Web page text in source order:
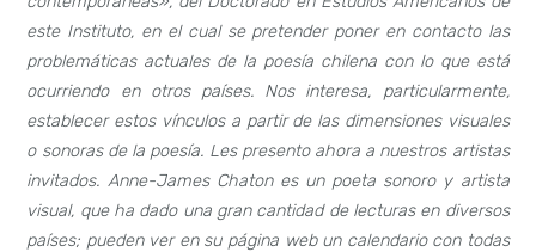
este Instituto, en el cual se pretender poner en contacto las
problemáticas actuales de la poesía chilena con lo que está
ocurriendo en otros países. Nos interesa, particularmente,
establecer estos vínculos a partir de las dimensiones visuales
o sonoras de la poesía. Les presento ahora a nuestros artistas
invitados. Anne-James Chaton es un poeta sonoro y artista
visual, que ha dado una gran cantidad de lecturas en diversos
países; pueden ver en su página web un calendario con todas